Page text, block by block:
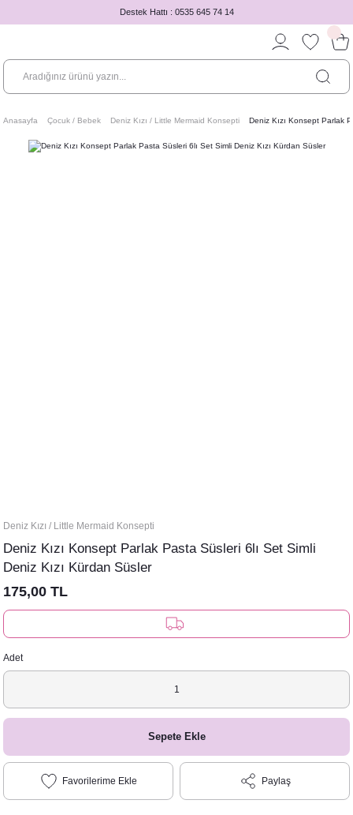
Destek Hattı : 0535 645 74 14
Anasayfa Çocuk / Bebek Deniz Kızı / Little Mermaid Konsepti Deniz Kızı Konsept Parlak
Deniz Kızı / Little Mermaid Konsepti
Deniz Kızı Konsept Parlak Pasta Süsleri 6lı Set Simli
Deniz Kızı Kürdan Süsler
175,00 TL
Adet
Sepete Ekle
Paylaş